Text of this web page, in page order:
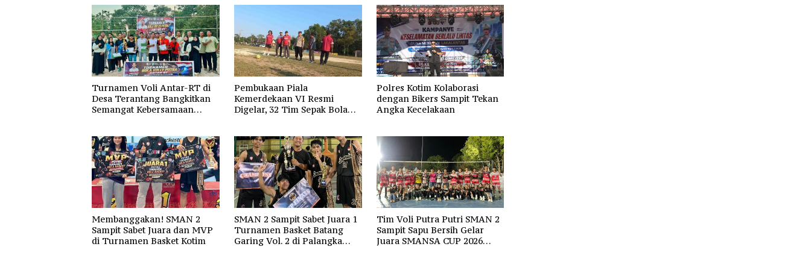
Turnamen Voli Antar-RT di
Desa Terantang Bangkitkan
Semangat Kebersamaan
Pembukaan Piala
Kemerdekaan VI Resmi
Digelar, 32 Tim Sepak Bola
Polres Kotim Kolaborasi
dengan Bikers Sampit Tekan
Angka Kecelakaan
Membanggakan! SMAN 2
Sampit Sabet Juara dan MVP
di Turnamen Basket Kotim
SMAN 2 Sampit Sabet Juara 1
Turnamen Basket Batang
Garing Vol. 2 di Palangka
Tim Voli Putra Putri SMAN 2
Sampit Sapu Bersih Gelar
Juara SMANSA CUP 2026